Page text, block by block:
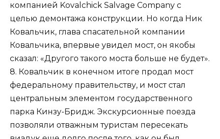
компанией Kovalchick Salvage Company с
целью демонтажа конструкции. Но когда Ник
Ковальчик, глава спасательной компании
Ковальчика, впервые увидел мост, он якобы
сказал: «Другого такого моста больше не будет».
8. Ковальчик в конечном итоге продал мост
федеральному правительству, и мост стал
центральным элементом государственного
парка Кинзу-Бридж. Экскурсионные поезда
позволяли отважным туристам пересекать